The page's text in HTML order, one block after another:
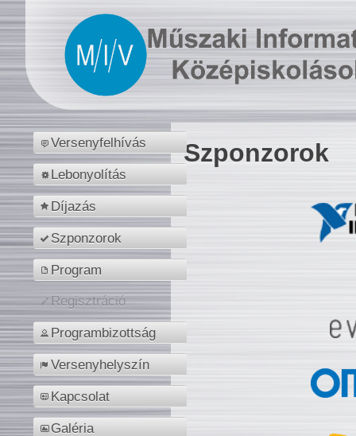
Versenyfelhívás
Lebonyolítás
Díjazás
Szponzorok
Program
Regisztráció
Programbizottság
Versenyhelyszín
Kapcsolat
Galéria
Szponzorok